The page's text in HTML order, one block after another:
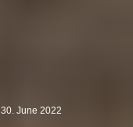
30. June 2022